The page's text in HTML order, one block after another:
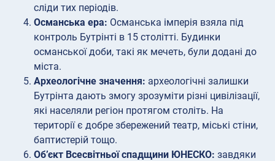
сліди тих періодів.
Османська ера: Османська імперія взяла під
контроль Бутрінті в 15 столітті. Будинки
османської доби, такі як мечеть, були додані до
міста.
Археологічне значення: археологічні залишки
Бутрінта дають змогу зрозуміти різні цивілізації,
які населяли регіон протягом століть. На
території є добре збережений театр, міські стіни,
баптистерій тощо.
Об’єкт Всесвітньої спадщини ЮНЕСКО: завдяки